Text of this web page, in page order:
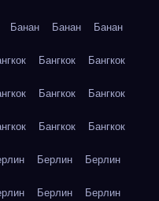
Банан Банан Банан
Бангкок Бангкок
Бангкок Бангкок
Бангкок Бангкок
Берлин Берлин
Берлин Берлин